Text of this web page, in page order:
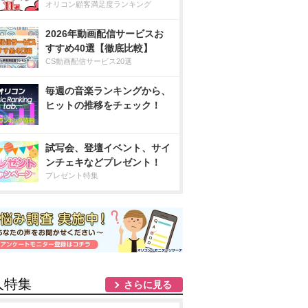
オリコン顧客満足度ランキング
2026年動画配信サービスお
すすめ40選【徹底比較】
CS動画配信サービス20選
毎週の音楽ランキングから、
ヒットの推移をチェック！
試写会、登壇イベント、サイ
ンチェキなどプレゼント！
プレゼント特集
特集 さらに見る